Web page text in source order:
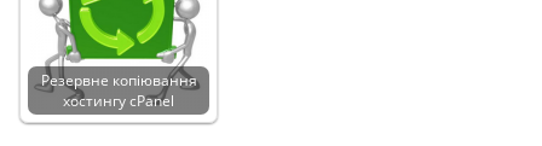
Резервне копіювання
хостингу cPanel